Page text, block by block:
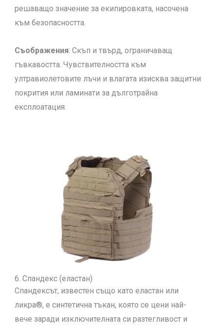
решаващо значение за екипировката, насочена
към безопасността.
Съображения: Скъп и твърд, ограничаващ
гъвкавостта. Чувствителността към
ултравиолетовите лъчи и влагата изисква защитни
покрития или ламинати за дълготрайна
експлоатация.
6. Спандекс (еластан)
Спандексът, известен също като еластан или
ликра®, е синтетична тъкан, която се цени най-
вече заради изключителната си разтегливост и